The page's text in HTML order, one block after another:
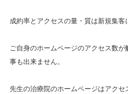
成約率とアクセスの量・質は新規集客
ご自身のホームページのアクセス数
事も出来ません。
先生の治療院のホームページはアクセ